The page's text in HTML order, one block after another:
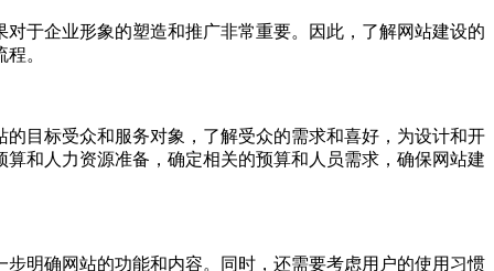
于企业形象的塑造和推广非常重要。因此，了解网站建设的
。
目标受众和服务对象，了解受众的需求和喜好，为设计和开
和人力资源准备，确定相关的预算和人员需求，确保网站建
明确网站的功能和内容。同时，还需要考虑用户的使用习惯